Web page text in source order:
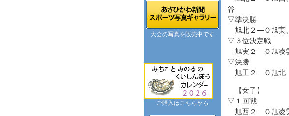
谷
▽準決勝
旭北２―０旭実
▽３位決定戦
旭実２―０旭凌
▽決勝
旭工２―０旭北
【女子】
▽１回戦
旭西２―０旭凌
大会の写真を販売中です
ご購入はこちらから